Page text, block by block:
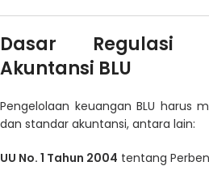
Dasar Regulasi
Akuntansi BLU
Pengelolaan keuangan BLU harus
dan standar akuntansi, antara lain:
UU No. 1 Tahun 2004 tentang